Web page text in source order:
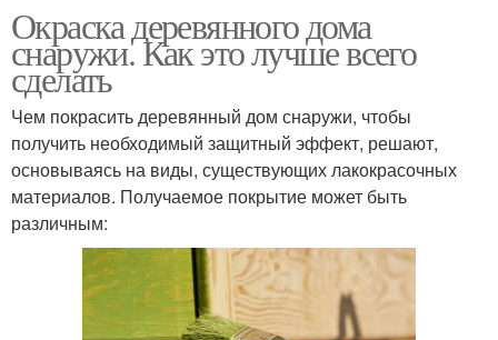
Окраска деревянного дома
снаружи. Как это лучше всего
сделать
Чем покрасить деревянный дом снаружи, чтобы
получить необходимый защитный эффект, решают,
основываясь на виды, существующих лакокрасочных
материалов. Получаемое покрытие может быть
различным: